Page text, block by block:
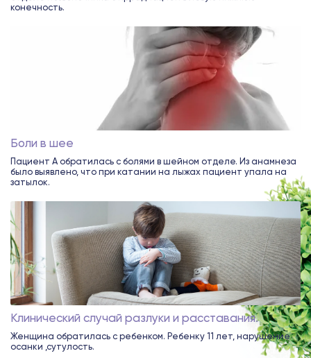
конечность.
Боли в шее
Пациент А обратилась с болями в шейном отделе. Из анамнеза
было выявлено, что при катании на лыжах пациент упала на
затылок.
Клинический случай разлуки и расставания.
Женщина обратилась с ребенком. Ребенку 11 лет, нарушение
осанки ,сутулость.